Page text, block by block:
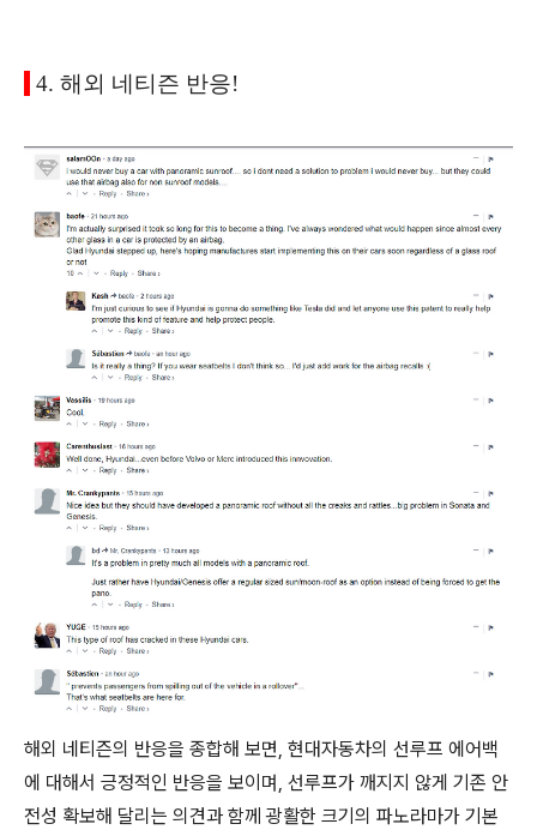
4. 해외 네티즌 반응!
해외 네티즌의 반응을 종합해 보면, 현대자동차의 선루프 에어백
에 대해서 긍정적인 반응을 보이며, 선루프가 깨지지 않게 기존 안
전성 확보해 달리는 의견과 함께 광활한 크기의 파노라마가 기본